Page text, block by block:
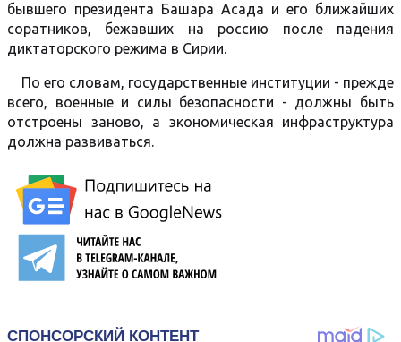
бывшего президента Башара Асада и его ближайших
соратников, бежавших на россию после падения
диктаторского режима в Сирии.
По его словам, государственные институции - прежде
всего, военные и силы безопасности - должны быть
отстроены заново, а экономическая инфраструктура
должна развиваться.